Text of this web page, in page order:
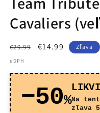
Cavaliers
Normálna
cena
€29.99
Cena
zľave
€14.99 Zľava
s DPH
−50%Na
zľava